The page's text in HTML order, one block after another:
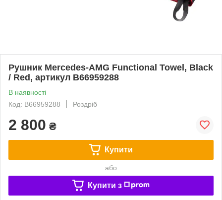
Рушник Mercedes-AMG Functional Towel, Black
/ Red, артикул B66959288
В наявності
Код: B66959288
Роздріб
2 800 ₴
Купити
або
Купити з